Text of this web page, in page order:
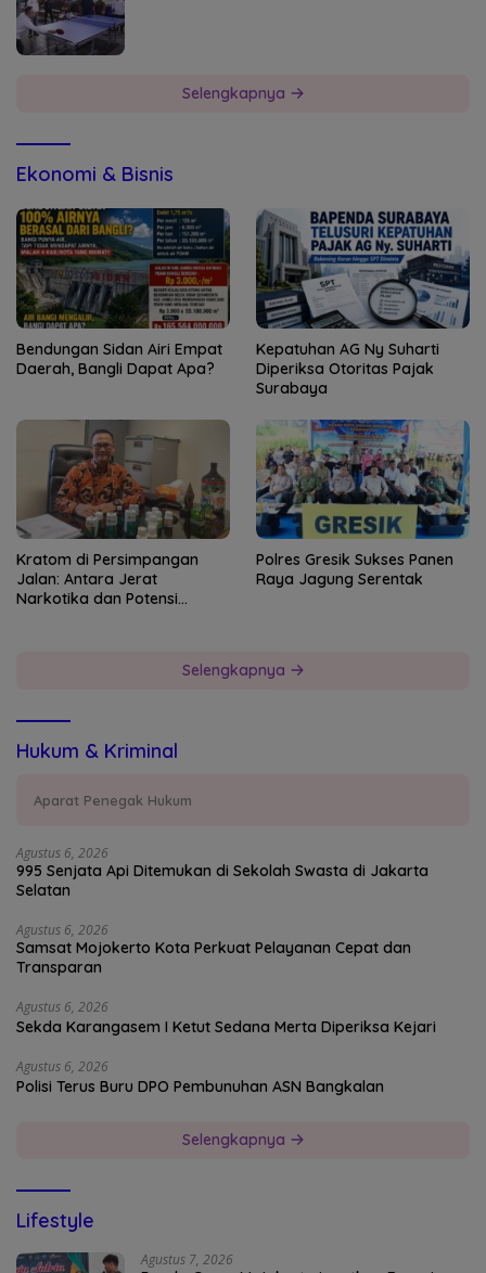
Selengkapnya
Ekonomi & Bisnis
Bendungan Sidan Airi Empat
Daerah, Bangli Dapat Apa?
Kepatuhan AG Ny Suharti
Diperiksa Otoritas Pajak
Surabaya
Kratom di Persimpangan
Jalan: Antara Jerat
Narkotika dan Potensi
Polres Gresik Sukses Panen
Raya Jagung Serentak
Selengkapnya
Hukum & Kriminal
Aparat Penegak Hukum
Agustus 6, 2026
995 Senjata Api Ditemukan di Sekolah Swasta di Jakarta
Selatan
Agustus 6, 2026
Samsat Mojokerto Kota Perkuat Pelayanan Cepat dan
Transparan
Agustus 6, 2026
Sekda Karangasem I Ketut Sedana Merta Diperiksa Kejari
Agustus 6, 2026
Polisi Terus Buru DPO Pembunuhan ASN Bangkalan
Selengkapnya
Lifestyle
Agustus 7, 2026